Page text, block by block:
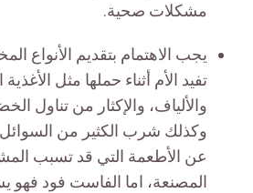
مشكلات صحية.
يجب الاهتمام بتقديم الأنواع
تفيد الأم أثناء حملها مثل الأغذية
والألياف، والإكثار من تناول
وكذلك شرب الكثير من السوائل
عن الأطعمة التي قد تسبب
المصنعة، اما الفاست فود